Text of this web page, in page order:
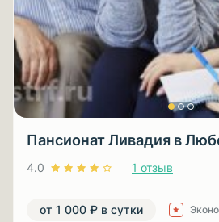
Пансионат Ливадия в
4.0 1 отзыв
от 1 000 ₽ в сутки